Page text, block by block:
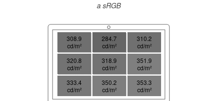
a sRGB
308.9
cd/m²
284.7
cd/m²
310.2
cd/m²
320.8
cd/m²
318.9
cd/m²
351.9
cd/m²
333.4
cd/m²
350.2
cd/m²
353.3
cd/m²